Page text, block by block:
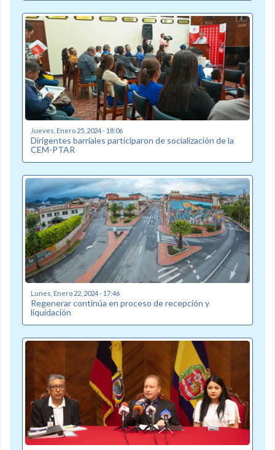
Jueves, Enero 25, 2024 - 18:06
Dirigentes barriales participaron de socialización de la
CEM-PTAR
Lunes, Enero 22, 2024 - 17:46
Regenerar continúa en proceso de recepción y
liquidación